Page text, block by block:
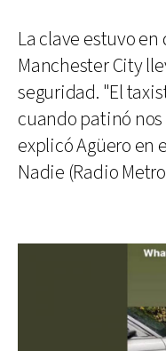
La clave estuvo
Manchester City
seguridad. "El
cuando patinó
explicó Agüero en
Nadie (Radio